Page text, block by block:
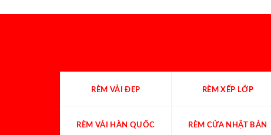
RÈM VẢI ĐẸP RÈM XẾP LỚP
RÈM VẢI HÀN QUỐC RÈM CỬA NHẬT BẢN